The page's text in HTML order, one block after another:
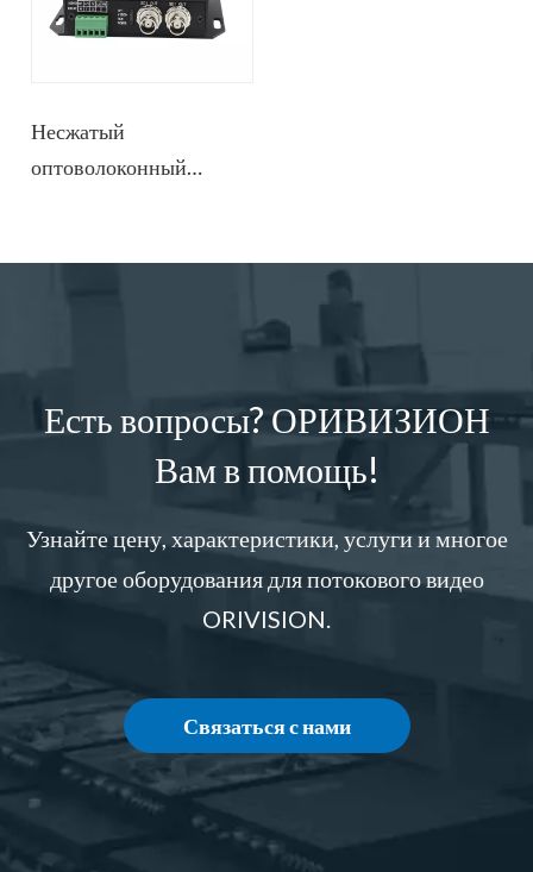
Несжатый
оптоволоконный
Есть вопросы? ОРИВИЗИОН
Вам в помощь!
Узнайте цену, характеристики, услуги и многое
другое оборудования для потокового видео
ORIVISION.
Связаться с нами